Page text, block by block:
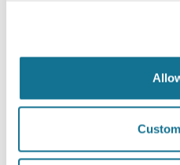
100% の女性が、事前
大変満足している
を受けた患者様のスイスの調査。